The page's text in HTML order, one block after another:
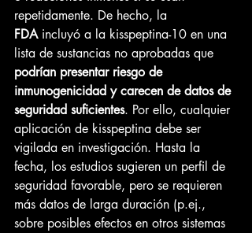
repetidamente. De hecho, la
FDA incluyó a la kisspeptina-10 en una
lista de sustancias no aprobadas que
podrían presentar riesgo de
inmunogenicidad y carecen de datos de
seguridad suficientes. Por ello, cualquier
aplicación de kisspeptina debe ser
vigilada en investigación. Hasta la
fecha, los estudios sugieren un perfil de
seguridad favorable, pero se requieren
más datos de larga duración (p.ej.,
sobre posibles efectos en otros sistemas